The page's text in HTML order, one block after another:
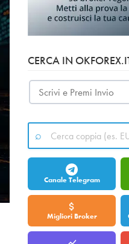
CERCA IN
Canale Telegram
Migliori Broker